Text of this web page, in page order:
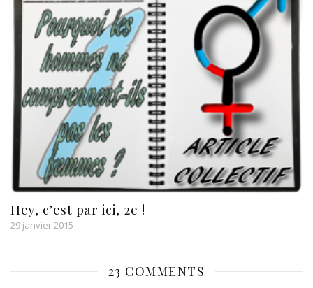
Hey, c’est par ici, 2e !
29 janvier 2015
23 COMMENTS